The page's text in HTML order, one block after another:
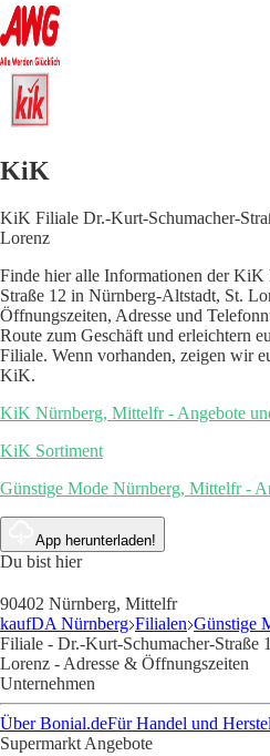
KiK
KiK Filiale Dr.-Kurt-Schumacher-
Lorenz
Finde hier alle Informationen der
Straße 12 in Nürnberg-Altstadt, St.
Öffnungszeiten, Adresse und
Route zum Geschäft und erleichtern
Filiale. Wenn vorhanden, zeigen wir
KiK.
KiK Nürnberg, Mittelfr - Angebote
KiK Sortiment
Günstige Mode Nürnberg, Mittelfr -
App herunterladen!
Du bist hier
90402 Nürnberg, Mittelfr
kaufDA Nürnberg Filialen Günstige
Filiale - Dr.-Kurt-Schumacher-Straße
Lorenz - Adresse & Öffnungszeiten
Unternehmen
Über Bonial.deFür Handel und
Supermarkt Angebote